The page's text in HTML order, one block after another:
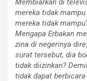
mereka tidak
mereka tidak
Mengapa Erbakan
zina di negerinya
surat tersebut, dia
tidak diizinkan?
tidak dapat